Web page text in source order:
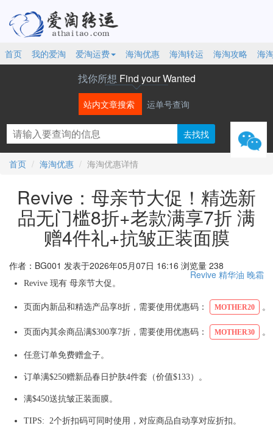
首页 我的爱淘 爱淘运费 海淘优惠 海淘转运 海淘攻略 海
找你所想 Find your Wanted
站内文章搜索 运单号查询
首页 海淘优惠 海淘优惠详情
Revive：母亲节大促！精选新
品无门槛8折+老款满享7折 满
赠4件礼+抗皱正装面膜
作者：BG001 发表于2026年05月07日 16:16 浏览量 238
Revive 精华油 晚霜
Revive 现有 母亲节大促。
页面内新品和精选产品享8折，需要使用优惠码： MOTHER20 。
页面内其余商品满$300享7折，需要使用优惠码： MOTHER30 。
任意订单免费赠盒子。
订单满$250赠新品春日护肤4件套（价值$133）。
满$450送抗皱正装面膜。
TIPS: 2个折扣码可同时使用，对应商品自动享对应折扣。